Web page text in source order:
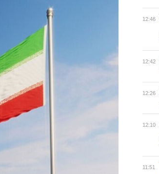
12:46
12:42
12:26
12:10
11:51